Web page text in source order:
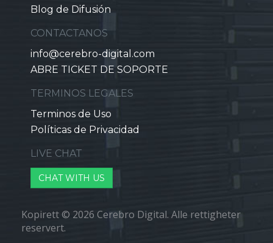
Blog de Difusión
CONTACTANOS
info@cerebro-digital.com
ABRE TICKET DE SOPORTE
TERMINOS LEGALES
Terminos de Uso
Políticas de Privacidad
LIVE CHAT
CHAT WITH US
Kopirett © 2026 Cerebro Digital. Alle rettigheter
reservert.